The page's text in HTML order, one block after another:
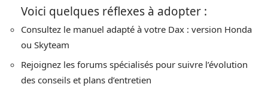
Voici quelques réflexes à adopter :
Consultez le manuel adapté à votre Dax : version Honda
ou Skyteam
Rejoignez les forums spécialisés pour suivre l’évolution
des conseils et plans d’entretien